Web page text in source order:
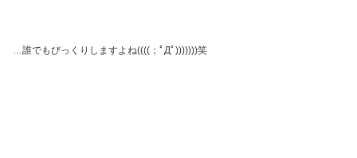
誰でもびっくりしますよね(((( ；ﾟДﾟ )))))))笑